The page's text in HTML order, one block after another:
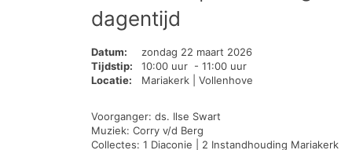
dagentijd
Datum:
zondag 22 maart 2026
Tijdstip:
10:00 uur - 11:00 uur
Locatie:
Mariakerk | Vollenhove
Voorganger: ds. Ilse Swart
Muziek: Corry v/d Berg
Collectes: 1 Diaconie | 2 Instandhouding Mariakerk